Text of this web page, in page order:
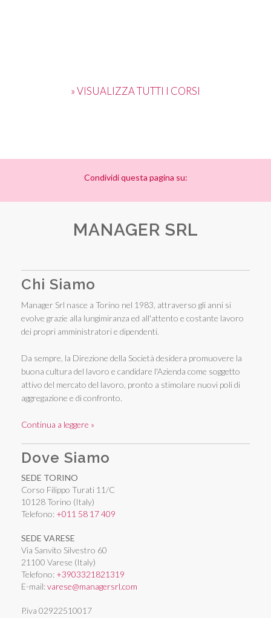
» VISUALIZZA TUTTI I CORSI
Condividi questa pagina su:
MANAGER SRL
Chi Siamo
Manager Srl nasce a Torino nel 1983, attraverso gli anni si
evolve grazie alla lungimiranza ed all'attento e costante lavoro
dei propri amministratori e dipendenti.
Da sempre, la Direzione della Società desidera promuovere la
buona cultura del lavoro e candidare l'Azienda come soggetto
attivo del mercato del lavoro, pronto a stimolare nuovi poli di
aggregazione e di confronto.
Continua a leggere »
Dove Siamo
SEDE TORINO
Corso Filippo Turati 11/C
10128 Torino (Italy)
Telefono: +011 58 17 409
SEDE VARESE
Via Sanvito Silvestro 60
21100 Varese (Italy)
Telefono: +3903321821319
E-mail:varese@managersrl.com
P.iva 02922510017